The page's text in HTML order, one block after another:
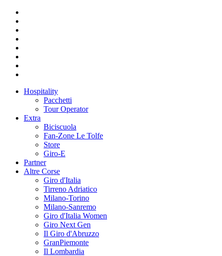
Hospitality
Pacchetti
Tour Operator
Extra
Biciscuola
Fan-Zone Le Tolfe
Store
Giro-E
Partner
Altre Corse
Giro d'Italia
Tirreno Adriatico
Milano-Torino
Milano-Sanremo
Giro d'Italia Women
Giro Next Gen
Il Giro d'Abruzzo
GranPiemonte
Il Lombardia